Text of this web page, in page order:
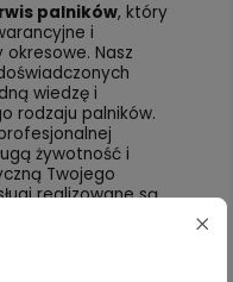
palników, który
i
Nasz
wiedzę i
rodzaju palników.
żywotność i
Twojego
realizowane są
jakości, co
Zielona Karta.